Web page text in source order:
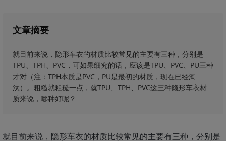
文章摘要
就目前来说，隐形车衣的材质比较常见的主要有三种，分别是
TPU、TPH、PVC，可如果细究的话，应该是TPU、PVC、PU三种
才对（注：TPH本质是PVC，PU是最初的材质，现在已经淘
汰）。粗糙就粗糙一点，就TPU、TPH、PVC这三种隐形车衣材
质来说，哪种好呢？
就目前来说，隐形车衣的材质比较常见的主要有三种，分别是